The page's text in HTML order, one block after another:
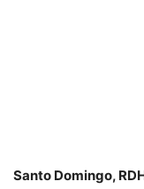
Santo Domingo,